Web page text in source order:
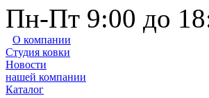
Пн-Пт 9:00 до
О компании
Студия ковки
Новости
нашей компании
Каталог